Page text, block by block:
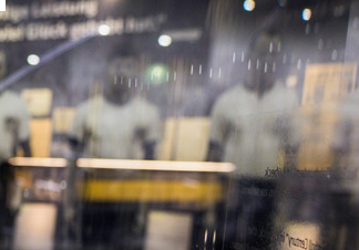
EDITORIAL
VON MUSEEN UND
FRISEUREN
KURZ & KNAPP
MELDUNGEN
MARKT